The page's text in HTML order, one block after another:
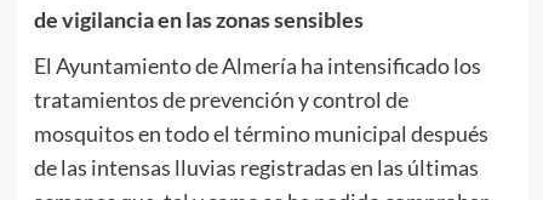
de vigilancia en las zonas sensibles
El Ayuntamiento de Almería ha intensificado los
tratamientos de prevención y control de
mosquitos en todo el término municipal después
de las intensas lluvias registradas en las últimas